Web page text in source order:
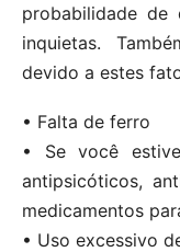
probabilidade de
inquietas.
devido a estes
• Falta de ferro
• Se você
antipsicóticos,
medicamentos
• Uso excessivo